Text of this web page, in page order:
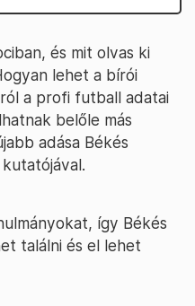
és mit olvas ki
lehet a bírói
a profi futball adatai
belőle más
adása Békés
kutatójával.
így Békés
találni és el lehet